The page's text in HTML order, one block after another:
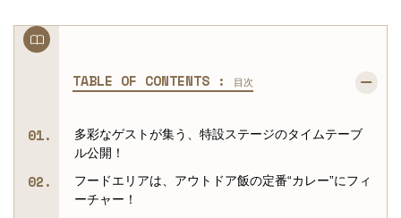
TABLE OF CONTENTS : 目次
多彩なゲストが集う、特設ステージのタイムテーブ
ル公開！
フードエリアは、アウトドア飯の定番“カレー”にフィ
ーチャー！